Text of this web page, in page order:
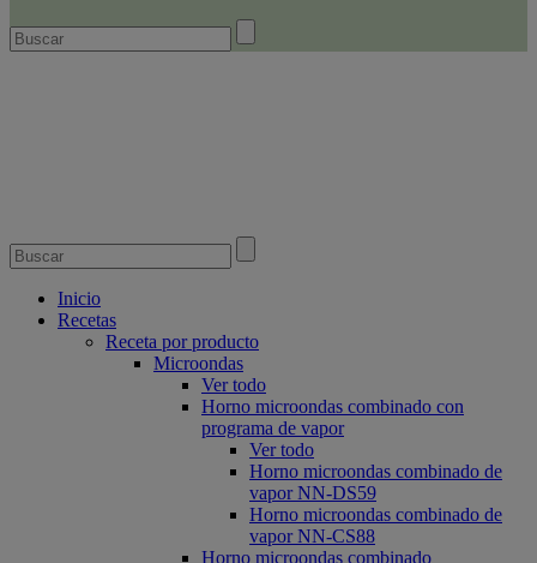
Inicio
Recetas
Receta por producto
Microondas
Ver todo
Horno microondas combinado con
programa de vapor
Ver todo
Horno microondas combinado de
vapor NN-DS59
Horno microondas combinado de
vapor NN-CS88
Horno microondas combinado